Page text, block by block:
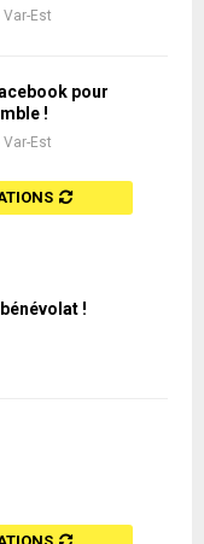
Est
pour
!
Est
!